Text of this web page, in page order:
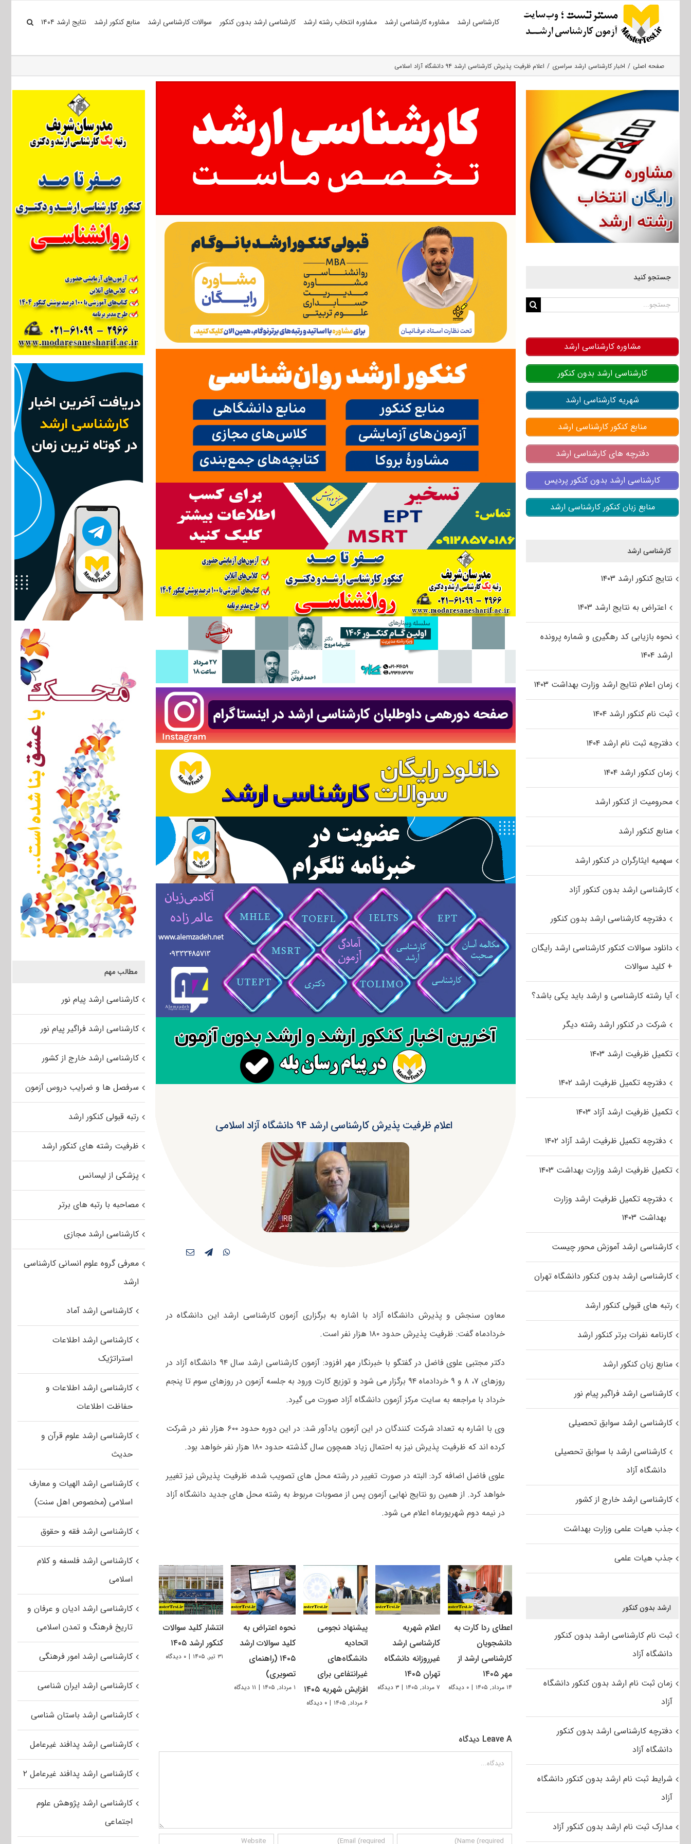
کارشناسی ارشد مشاوره کارشناسی ارشد مشاوره انتخاب رشته ارشد کارشناسی ارشد بدون کنکور سوالات کارشناسی ارشد منابع کنکور ارشد نتایج ارشد ۱۴۰۴
صفحه اصلی اخبار کارشناسی ارشد سراسری اعلام ظرفیت پذیرش کارشناسی ارشد ۹۴ دانشگاه آزاد اسلامی
اعلام ظرفیت پذیرش کارشناسی ارشد ۹۴ دانشگاه آزاد اسلامی
معاون سنجش و پذیرش دانشگاه آزاد با اشاره به برگزاری آزمون کارشناسی ارشد این دانشگاه در
خردادماه گفت: ظرفیت پذیرش حدود ۱۸۰ هزار نفر است.
دکتر مجتبی علوی فاضل در گفتگو با خبرنگار مهر افزود: آزمون کارشناسی ارشد سال ۹۴ دانشگاه آزاد در
روزهای ۷، ۸ و ۹ خردادماه ۹۴ برگزار می شود و توزیع کارت ورود به جلسه آزمون در روزهای سوم تا پنجم
خرداد با مراجعه به سایت مرکز آزمون دانشگاه آزاد صورت می گیرد.
وی با اشاره به تعداد شرکت کنندگان در این آزمون یادآور شد: در این دوره حدود ۶۰۰ هزار نفر در شرکت
کرده اند که ظرفیت پذیرش نیز به احتمال زیاد همچون سال گذشته حدود ۱۸۰ هزار نفر خواهد بود.
علوی فاضل اضافه کرد: البته در صورت تغییر در رشته محل های تصویب شده، ظرفیت پذیرش نیز تغییر
خواهد کرد. از همین رو نتایج نهایی آزمون پس از مصوبات مربوط به رشته محل های جدید دانشگاه آزاد
در نیمه دوم شهریورماه اعلام می شود.
اعطای ردا کارت به
دانشجویان
کارشناسی ارشد از
مهر ۱۴۰۵
۱۴ مرداد, ۱۴۰۵ | ۰ دیدگاه
اعلام شهریه
کارشناسی ارشد
غیرروزانه دانشگاه
تهران ۱۴۰۵
۷ مرداد, ۱۴۰۵ | ۳ دیدگاه
پیشنهاد نجومی
اتحادیه
دانشگاه‌های
غیرانتفاعی برای
افزایش شهریه ۱۴۰۵
۶ مرداد, ۱۴۰۵ | ۰ دیدگاه
نحوه اعتراض به
کلید سوالات ارشد
۱۴۰۵ (راهنمای
تصویری)
۱ مرداد, ۱۴۰۵ | ۱۱ دیدگاه
انتشار کلید سوالات
کنکور ارشد ۱۴۰۵
۳۱ تیر, ۱۴۰۵ | ۰ دیدگاه
Leave A دیدگاه
دیدگاه
مطالب مهم
کارشناسی ارشد پیام نور
کارشناسی ارشد فراگیر پیام نور
کارشناسی ارشد خارج از کشور
سرفصل ها و ضرایب دروس آزمون
رتبه قبولی کنکور ارشد
ظرفیت رشته های کنکور ارشد
پزشکی از لیسانس
مصاحبه با رتبه های برتر
کارشناسی ارشد مجازی
معرفی گروه علوم انسانی کارشناسی
ارشد
کارشناسی ارشد آماد
کارشناسی ارشد اطلاعات
استراتژیک
کارشناسی ارشد اطلاعات و
حفاظت اطلاعات
کارشناسی ارشد علوم قرآن و
حدیث
کارشناسی ارشد الهیات و معارف
اسلامی (مخصوص اهل سنت)
کارشناسی ارشد فقه و حقوق
کارشناسی ارشد فلسفه و کلام
اسلامی
کارشناسی ارشد ادیان و عرفان و
تاریخ فرهنگ و تمدن اسلامی
کارشناسی ارشد امور فرهنگی
کارشناسی ارشد ایران شناسی
کارشناسی ارشد باستان شناسی
کارشناسی ارشد پدافند غیرعامل
کارشناسی ارشد پدافند غیرعامل ۲
کارشناسی ارشد پژوهش علوم
اجتماعی
جستجو کنید
جستجو
مشاوره کارشناسی ارشد
کارشناسی ارشد بدون کنکور
شهریه کارشناسی ارشد
منابع کنکور کارشناسی ارشد
دفترچه های کارشناسی ارشد
کارشناسی ارشد بدون کنکور پردیس
منابع زبان کنکور کارشناسی ارشد
کارشناسی ارشد
نتایج کنکور ارشد ۱۴۰۳
اعتراض به نتایج ارشد ۱۴۰۳
نحوه بازیابی کد رهگیری و شماره پرونده
ارشد ۱۴۰۴
زمان اعلام نتایج ارشد وزارت بهداشت ۱۴۰۳
ثبت نام کنکور ارشد ۱۴۰۴
دفترچه ثبت نام ارشد ۱۴۰۴
زمان کنکور ارشد ۱۴۰۴
محرومیت از کنکور ارشد
منابع کنکور ارشد
سهمیه ایثارگران در کنکور ارشد
کارشناسی ارشد بدون کنکور آزاد
دفترچه کارشناسی ارشد بدون کنکور
دانلود سوالات کنکور کارشناسی ارشد رایگان
+ کلید سوالات
آیا رشته کارشناسی و ارشد باید یکی باشد؟
شرکت در کنکور ارشد رشته دیگر
تکمیل ظرفیت ارشد ۱۴۰۳
دفترچه تکمیل ظرفیت ارشد ۱۴۰۲
تکمیل ظرفیت ارشد آزاد ۱۴۰۳
دفترچه تکمیل ظرفیت ارشد آزاد ۱۴۰۲
تکمیل ظرفیت ارشد وزارت بهداشت ۱۴۰۳
دفترچه تکمیل ظرفیت ارشد وزارت
بهداشت ۱۴۰۳
کارشناسی ارشد آموزش محور چیست
کارشناسی ارشد بدون کنکور دانشگاه تهران
رتبه های قبولی کنکور ارشد
کارنامه نفرات برتر کنکور ارشد
منابع زبان کنکور ارشد
کارشناسی ارشد فراگیر پیام نور
کارشناسی ارشد سوابق تحصیلی
کارشناسی ارشد با سوابق تحصیلی
دانشگاه آزاد
کارشناسی ارشد خارج از کشور
جذب هیات علمی وزارت بهداشت
جذب هیات علمی
ارشد بدون کنکور
ثبت نام کارشناسی ارشد بدون کنکور
دانشگاه آزاد
زمان ثبت نام ارشد بدون کنکور دانشگاه
آزاد
دفترچه کارشناسی ارشد بدون کنکور
دانشگاه آزاد
شرایط ثبت نام ارشد بدون کنکور دانشگاه
آزاد
مدارک ثبت نام ارشد بدون کنکور آزاد